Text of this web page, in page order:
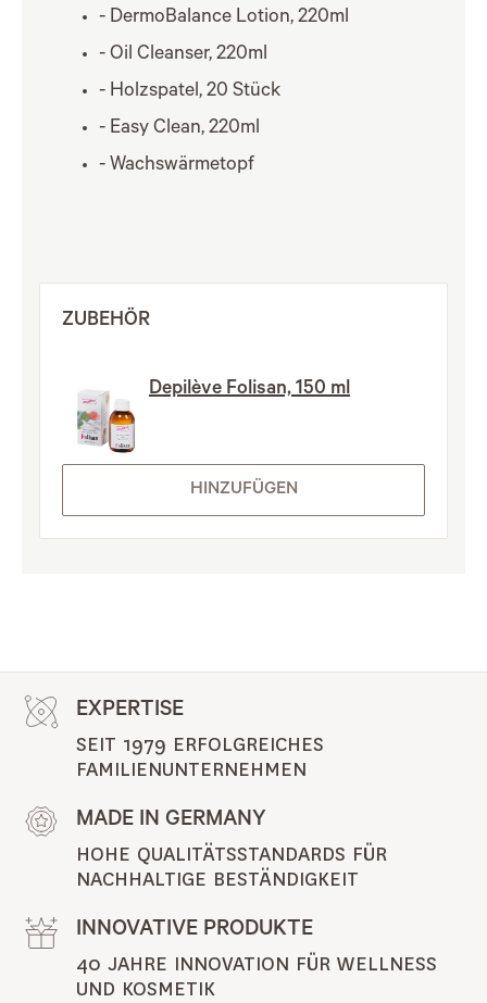
- DermoBalance Lotion, 220ml
- Oil Cleanser, 220ml
- Holzspatel, 20 Stück
- Easy Clean, 220ml
- Wachswärmetopf
ZUBEHÖR
Depilève Folisan, 150 ml
HINZUFÜGEN
EXPERTISE
SEIT 1979 ERFOLGREICHES
FAMILIENUNTERNEHMEN
MADE IN GERMANY
HOHE QUALITÄTSSTANDARDS FÜR
NACHHALTIGE BESTÄNDIGKEIT
INNOVATIVE PRODUKTE
40 JAHRE INNOVATION FÜR WELLNESS
UND KOSMETIK